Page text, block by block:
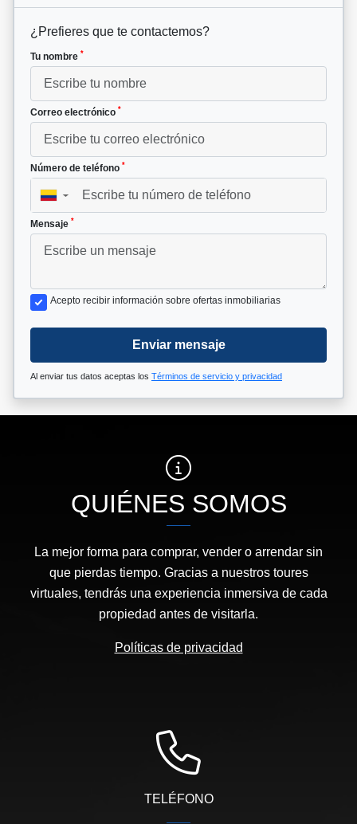
¿Prefieres que te contactemos?
Tu nombre *
Correo electrónico *
Número de teléfono *
▼
Mensaje *
Acepto recibir información sobre ofertas inmobiliarias
Enviar mensaje
Al enviar tus datos aceptas los Términos de servicio y privacidad
QUIÉNES SOMOS
La mejor forma para comprar, vender o arrendar sin
que pierdas tiempo. Gracias a nuestros toures
virtuales, tendrás una experiencia inmersiva de cada
propiedad antes de visitarla.
Políticas de privacidad
TELÉFONO